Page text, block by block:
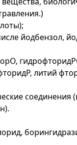
йодбензол,
литий
соединения